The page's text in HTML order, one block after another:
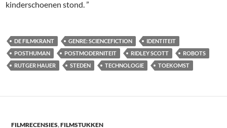
kinderschoenen stond. ”
DE FILMKRANT GENRE: SCIENCEFICTION
IDENTITEIT
POSTHUMAN
POSTMODERNITEIT RIDLEY SCOTT
ROBOTS
RUTGER HAUER
STEDEN TECHNOLOGIE TOEKOMST
FILMRECENSIES,FILMSTUKKEN